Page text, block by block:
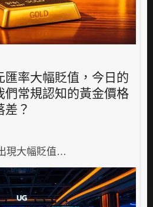
匯率大幅貶值，今日的
們常規認知的黃金價格
差？
現大幅貶值…